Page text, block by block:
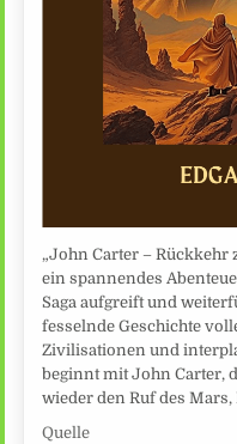
„John Carter – Rückkehr
ein spannendes
Saga aufgreift und
fesselnde Geschichte
Zivilisationen und
beginnt mit John Carter,
wieder den Ruf des
Quelle